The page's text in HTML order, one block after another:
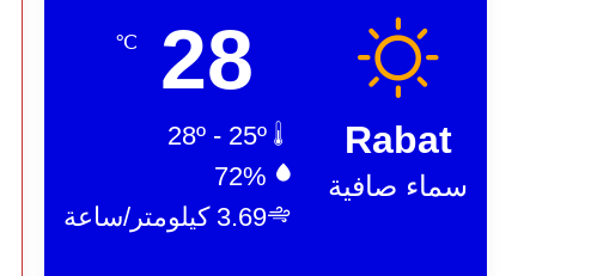
Rabat
سماء صافية
28
℃
72%
3.69 كيلومتر/ساعة